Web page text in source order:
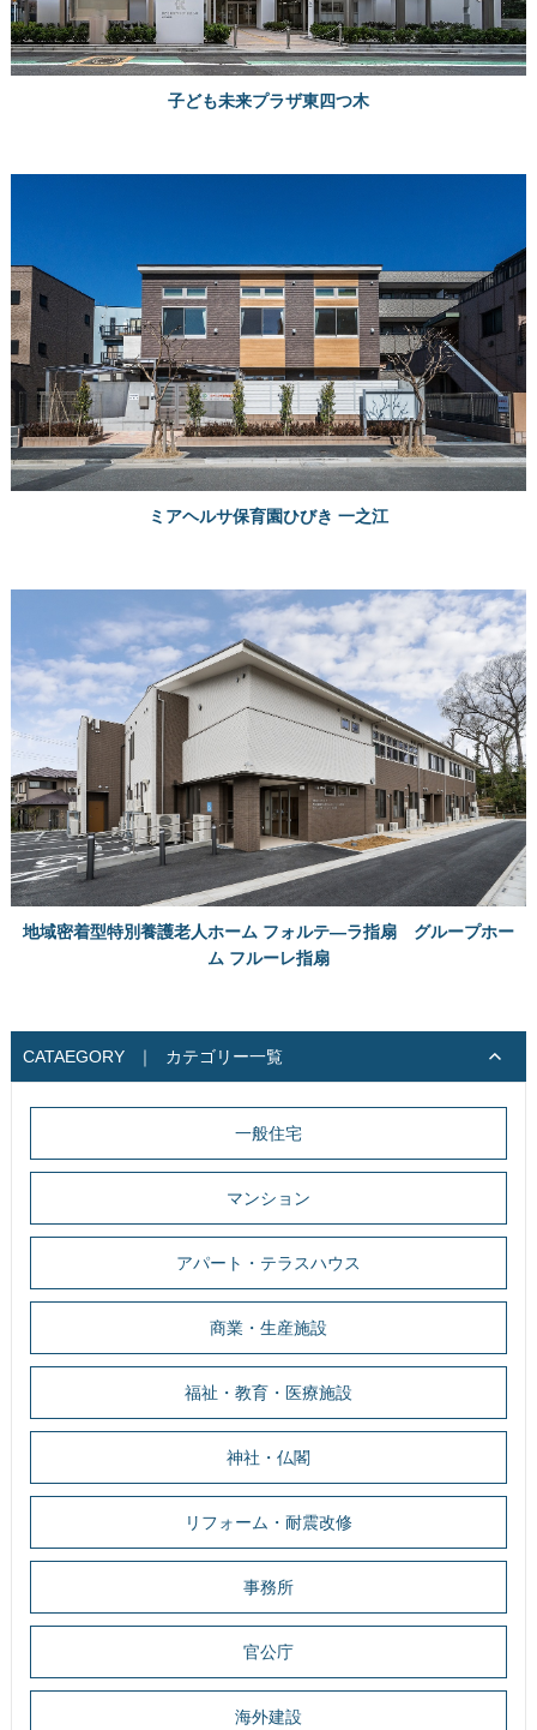
子ども未来プラザ東四つ木
ミアヘルサ保育園ひびき 一之江
地域密着型特別養護老人ホーム フォルテ―ラ指扇 グループホー
ム フルーレ指扇
CATAEGORY ｜ カテゴリー一覧
一般住宅
マンション
アパート・テラスハウス
商業・生産施設
福祉・教育・医療施設
神社・仏閣
リフォーム・耐震改修
事務所
官公庁
海外建設